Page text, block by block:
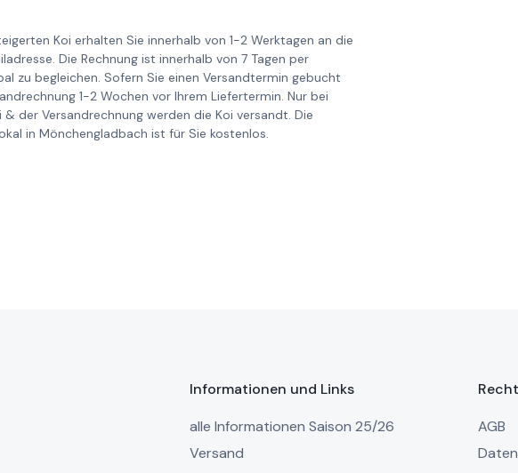
Koi erhalten Sie innerhalb von 1-2 Werktagen an die
Die Rechnung ist innerhalb von 7 Tagen per
zu begleichen. Sofern Sie einen Versandtermin gebucht
1-2 Wochen vor Ihrem Liefertermin. Nur bei
der Versandrechnung werden die Koi versandt. Die
in Mönchengladbach ist für Sie kostenlos.
Informationen und Links
alle Informationen Saison 25/26
Versand
AGB